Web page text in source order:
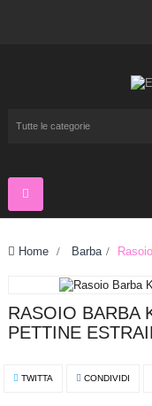
Navigazione
Toggle
Home > Barba >
RASOIO BARBA
PETTINE
TWITTA CONDIVIDI